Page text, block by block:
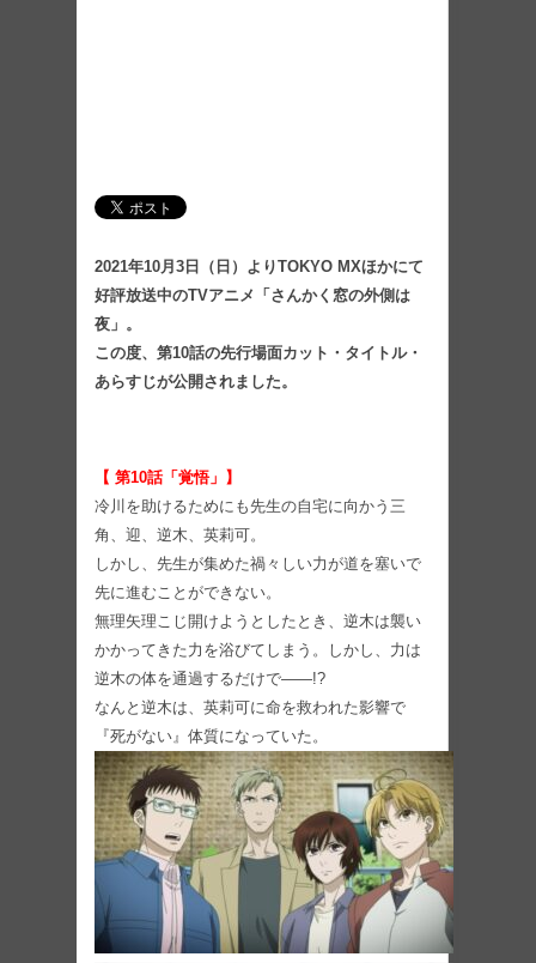
2021年10月3日（日）よりTOKYO MXほかにて
好評放送中のTVアニメ「さんかく窓の外側は
夜」。
この度、第10話の先行場面カット・タイトル・
あらすじが公開されました。
【 第10話「覚悟」】
冷川を助けるためにも先生の自宅に向かう三
角、迎、逆木、英莉可。
しかし、先生が集めた禍々しい力が道を塞いで
先に進むことができない。
無理矢理こじ開けようとしたとき、逆木は襲い
かかってきた力を浴びてしまう。しかし、力は
逆木の体を通過するだけで――!?
なんと逆木は、英莉可に命を救われた影響で
『死がない』体質になっていた。